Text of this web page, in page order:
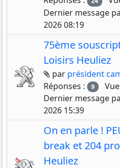
Dernier message
2026 08:19
75ème
Loisirs Heuliez
Pièces jointes
par président
Réponses :
9
Dernier message
2026 15:39
On en parle !
break et 204
Heuliez